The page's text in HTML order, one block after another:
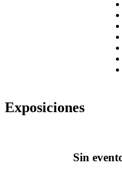
Exposiciones
Sin